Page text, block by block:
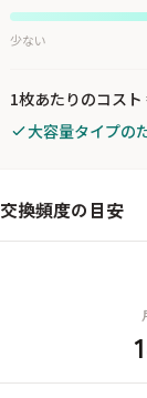
少ない
1枚あたりのコスト
大容量タイプの
交換頻度の目安